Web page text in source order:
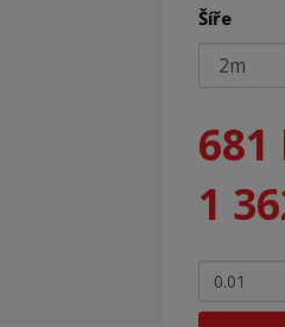
Šíře
681
1